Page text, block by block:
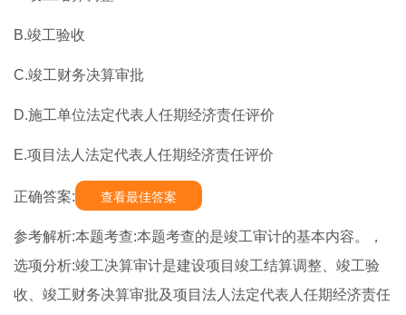
B.竣工验收
C.竣工财务决算审批
D.施工单位法定代表人任期经济责任评价
E.项目法人法定代表人任期经济责任评价
正确答案: 查看最佳答案
参考解析:本题考查:本题考查的是竣工审计的基本内容。，
选项分析:竣工决算审计是建设项目竣工结算调整、竣工验
收、竣工财务决算审批及项目法人法定代表人任期经济责任